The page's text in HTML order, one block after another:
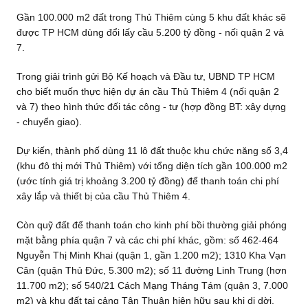
Gần 100.000 m2 đất trong Thủ Thiêm cùng 5 khu đất khác sẽ
được TP HCM dùng đổi lấy cầu 5.200 tỷ đồng - nối quận 2 và
7.
Trong giải trình gửi Bộ Kế hoạch và Đầu tư, UBND TP HCM
cho biết muốn thực hiện dự án cầu Thủ Thiêm 4 (nối quận 2
và 7) theo hình thức đối tác công - tư (hợp đồng BT: xây dựng
- chuyển giao).
Dự kiến, thành phố dùng 11 lô đất thuộc khu chức năng số 3,4
(khu đô thị mới Thủ Thiêm) với tổng diện tích gần 100.000 m2
(ước tính giá trị khoảng 3.200 tỷ đồng) để thanh toán chi phí
xây lắp và thiết bị của cầu Thủ Thiêm 4.
Còn quỹ đất để thanh toán cho kinh phí bồi thường giải phóng
mặt bằng phía quận 7 và các chi phí khác, gồm: số 462-464
Nguyễn Thị Minh Khai (quận 1, gần 1.200 m2); 1310 Kha Vạn
Cân (quận Thủ Đức, 5.300 m2); số 11 đường Linh Trung (hơn
11.700 m2); số 540/21 Cách Mạng Tháng Tám (quận 3, 7.000
m2) và khu đất tại cảng Tân Thuận hiện hữu sau khi di dời.